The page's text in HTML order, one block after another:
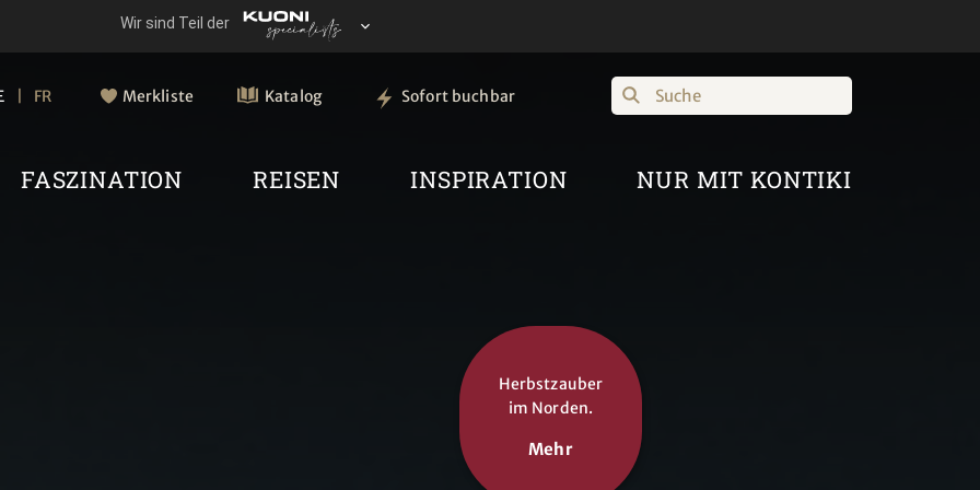
FR Merkliste Katalog Sofort buchbar Suche
FASZINATION REISEN INSPIRATION NUR MIT KONTIKI
Herbstzauber
im Norden.
Mehr